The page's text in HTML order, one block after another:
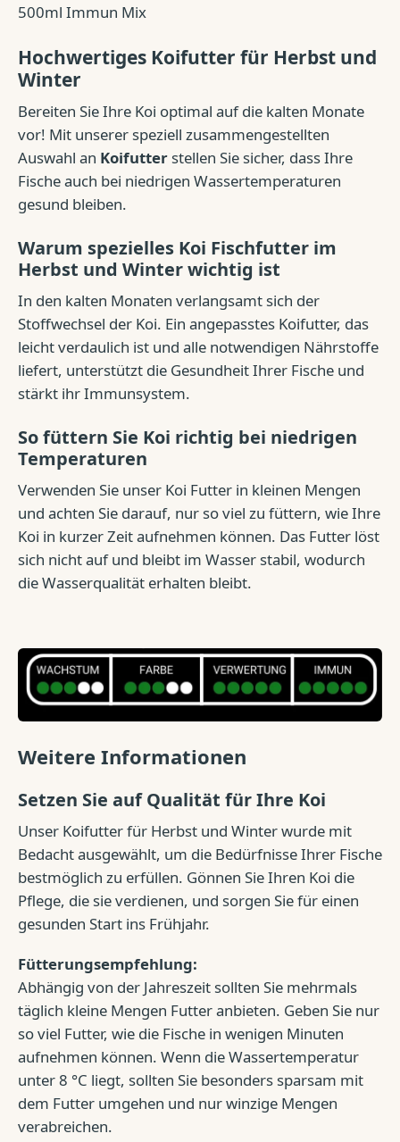
500ml Immun Mix
Hochwertiges Koifutter für Herbst und
Winter
Bereiten Sie Ihre Koi optimal auf die kalten Monate
vor! Mit unserer speziell zusammengestellten
Auswahl an Koifutter stellen Sie sicher, dass Ihre
Fische auch bei niedrigen Wassertemperaturen
gesund bleiben.
Warum spezielles Koi Fischfutter im
Herbst und Winter wichtig ist
In den kalten Monaten verlangsamt sich der
Stoffwechsel der Koi. Ein angepasstes Koifutter, das
leicht verdaulich ist und alle notwendigen Nährstoffe
liefert, unterstützt die Gesundheit Ihrer Fische und
stärkt ihr Immunsystem.
So füttern Sie Koi richtig bei niedrigen
Temperaturen
Verwenden Sie unser Koi Futter in kleinen Mengen
und achten Sie darauf, nur so viel zu füttern, wie Ihre
Koi in kurzer Zeit aufnehmen können. Das Futter löst
sich nicht auf und bleibt im Wasser stabil, wodurch
die Wasserqualität erhalten bleibt.
Weitere Informationen
Setzen Sie auf Qualität für Ihre Koi
Unser Koifutter für Herbst und Winter wurde mit
Bedacht ausgewählt, um die Bedürfnisse Ihrer Fische
bestmöglich zu erfüllen. Gönnen Sie Ihren Koi die
Pflege, die sie verdienen, und sorgen Sie für einen
gesunden Start ins Frühjahr.
Fütterungsempfehlung:
Abhängig von der Jahreszeit sollten Sie mehrmals
täglich kleine Mengen Futter anbieten. Geben Sie nur
so viel Futter, wie die Fische in wenigen Minuten
aufnehmen können. Wenn die Wassertemperatur
unter 8 °C liegt, sollten Sie besonders sparsam mit
dem Futter umgehen und nur winzige Mengen
verabreichen.